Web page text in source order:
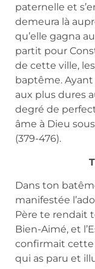
paternelle et
demeura là
qu’elle gagna
partit pour
de cette ville,
baptême. Ayant
aux plus dures
degré de
âme à Dieu
(379-476).
Dans ton
manifestée
Père te rendait
Bien-Aimé, et
confirmait cette
qui as paru et